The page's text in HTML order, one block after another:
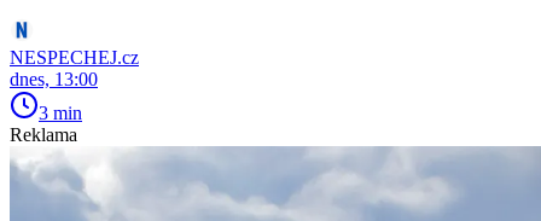
NESPECHEJ.cz
dnes, 13:00
3 min
Reklama